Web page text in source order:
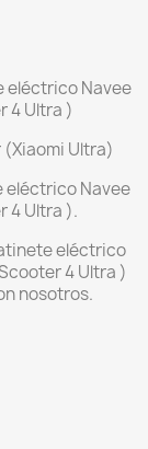
eléctrico Navee
4 Ultra )
Ultra)
Navee
4 Ultra ).
eléctrico
4 Ultra )
nosotros.